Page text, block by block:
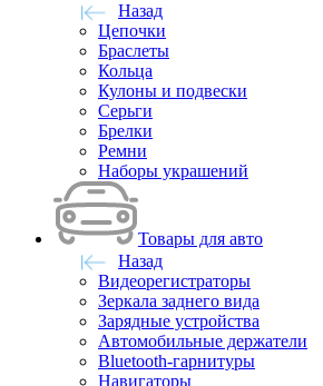
Назад
Цепочки
Браслеты
Кольца
Кулоны и подвески
Серьги
Брелки
Ремни
Наборы украшений
Товары для авто
Назад
Видеорегистраторы
Зеркала заднего вида
Зарядные устройства
Автомобильные держатели
Bluetooth-гарнитуры
Навигаторы